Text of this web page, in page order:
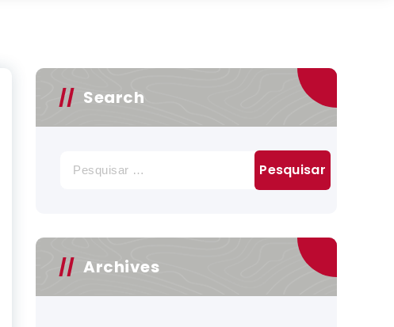
Search
por:
Archives